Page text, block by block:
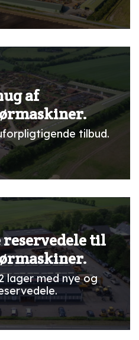
af
tilbud.
reservedele til
lager med nye og